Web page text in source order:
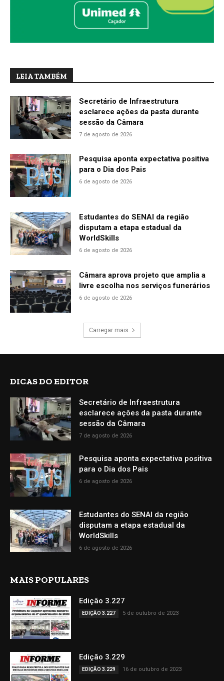
LEIA TAMBÉM
Secretário de Infraestrutura
esclarece ações da pasta durante
sessão da Câmara
7 de agosto de 2026
Pesquisa aponta expectativa positiva
para o Dia dos Pais
6 de agosto de 2026
Estudantes do SENAI da região
disputam a etapa estadual da
WorldSkills
6 de agosto de 2026
Câmara aprova projeto que amplia a
livre escolha nos serviços funerários
6 de agosto de 2026
Carregar mais
DICAS DO EDITOR
Secretário de Infraestrutura
esclarece ações da pasta durante
sessão da Câmara
7 de agosto de 2026
Pesquisa aponta expectativa positiva
para o Dia dos Pais
6 de agosto de 2026
Estudantes do SENAI da região
disputam a etapa estadual da
WorldSkills
6 de agosto de 2026
MAIS POPULARES
Edição 3.227
EDIÇÃO 3.227 5 de outubro de 2023
Edição 3.229
EDIÇÃO 3.229 16 de outubro de 2023